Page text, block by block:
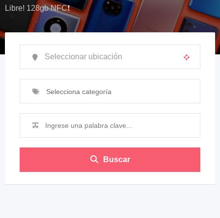
Libre! 128gb NFC❗️
Selecciona categoría
Buscar